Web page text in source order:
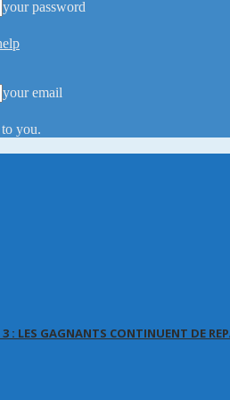
your password
your email
you.
: LES GAGNANTS CONTINUENT DE